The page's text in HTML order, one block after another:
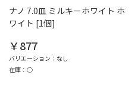
ナノ 7.0皿 ミルキーホワイト ホ
ワイト [1個]
￥877
バリエーション：なし
在庫：○